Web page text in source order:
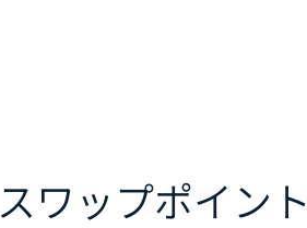
スワップポイント